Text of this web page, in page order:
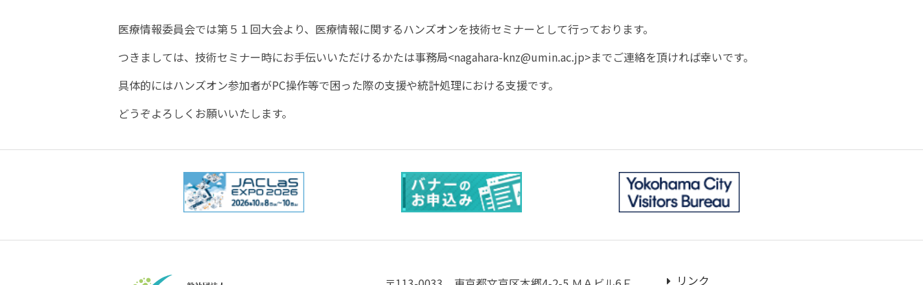
医療情報委員会では第５１回大会より、医療情報に関するハンズオンを技術セミナーとして行っております。
つきましては、技術セミナー時にお手伝いいただけるかたは事務局<nagahara-knz@umin.ac.jp>までご連絡を頂ければ幸いです。
具体的にはハンズオン参加者がPC操作等で困った際の支援や統計処理における支援です。
どうぞよろしくお願いいたします。
リンク